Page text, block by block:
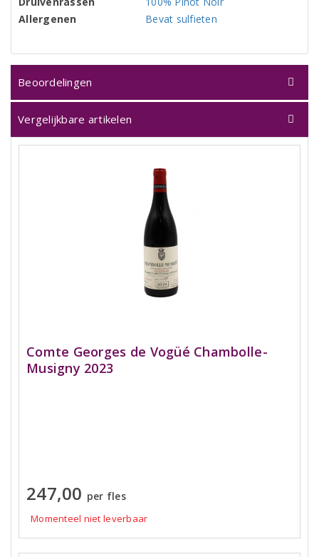
Allergenen
Bevat sulfieten
Beoordelingen
Vergelijkbare artikelen
Comte Georges de Vogüé Chambolle-
Musigny 2023
247,00 per fles
Momenteel niet leverbaar